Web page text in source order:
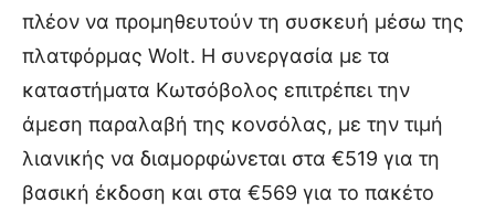
πλέον να προμηθευτούν τη συσκευή μέσω της
πλατφόρμας Wolt. Η συνεργασία με τα
καταστήματα Κωτσόβολος επιτρέπει την
άμεση παραλαβή της κονσόλας, με την τιμή
λιανικής να διαμορφώνεται στα €519 για τη
βασική έκδοση και στα €569 για το πακέτο